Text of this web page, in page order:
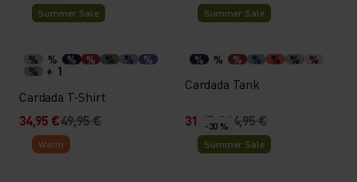
Summer Sale
% % % % % %
%
%
+ 1
Cardada T-Shirt
34,95 €49,95 €
Summer Sale
% % % % % % %
Cardada Tank
31,45 €44,95 €
Warm
-30 %
Summer Sale